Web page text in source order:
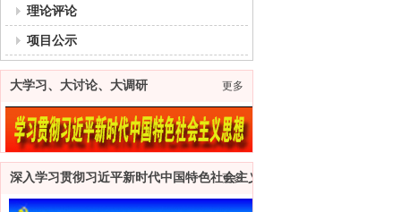
理论评论
项目公示
大学习、大讨论、大调研 更多
深入学习贯彻习近平新时代中国特色社会主义思想和党的十九大精神
更多